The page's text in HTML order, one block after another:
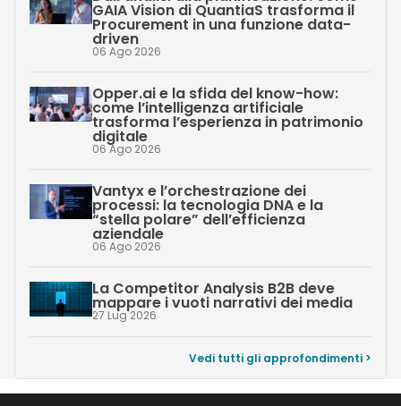
GAIA Vision di QuantiaS trasforma il
Procurement in una funzione data-
driven
06 Ago 2026
Opper.ai e la sfida del know-how:
come l’intelligenza artificiale
trasforma l’esperienza in patrimonio
digitale
06 Ago 2026
Vantyx e l’orchestrazione dei
processi: la tecnologia DNA e la
“stella polare” dell’efficienza
aziendale
06 Ago 2026
La Competitor Analysis B2B deve
mappare i vuoti narrativi dei media
27 Lug 2026
Vedi tutti gli approfondimenti >